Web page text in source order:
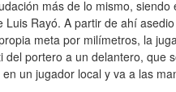
más de lo mismo,
Luis Rayó. A partir de ahí
meta por milímetros, la
del portero a un delantero, que
un jugador local y va a las